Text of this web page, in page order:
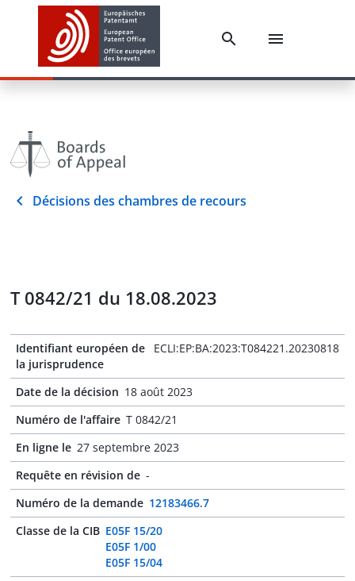
Décisions des chambres de recours
T 0842/21 du 18.08.2023
Identifiant européen de
la jurisprudence
ECLI:EP:BA:2023:T084221.20230818
Date de la décision 18 août 2023
Numéro de l'affaire T 0842/21
En ligne le 27 septembre 2023
Requête en révision de -
Numéro de la demande 12183466.7
Classe de la CIB E05F 15/20
E05F 1/00
E05F 15/04